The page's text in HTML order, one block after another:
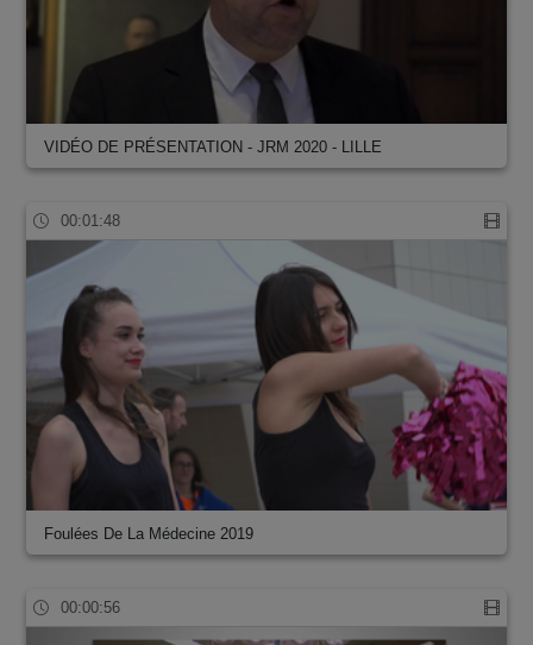
VIDÉO DE PRÉSENTATION - JRM 2020 - LILLE
00:01:48
Foulées De La Médecine 2019
00:00:56